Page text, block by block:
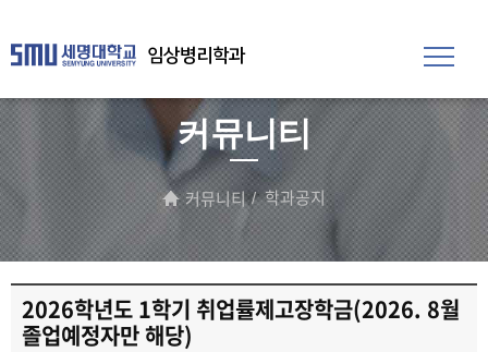
임상병리학과
커뮤니티
커뮤니티 학과공지
2026학년도 1학기 취업률제고장학금(2026. 8월
졸업예정자만 해당)